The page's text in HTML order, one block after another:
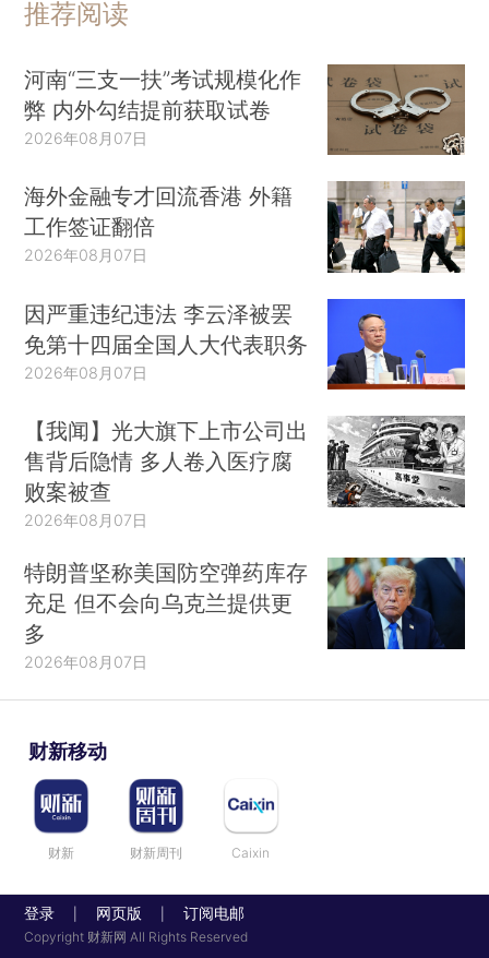
推荐阅读
河南“三支一扶”考试规模化作
弊 内外勾结提前获取试卷
2026年08月07日
海外金融专才回流香港 外籍
工作签证翻倍
2026年08月07日
因严重违纪违法 李云泽被罢
免第十四届全国人大代表职务
2026年08月07日
【我闻】光大旗下上市公司出
售背后隐情 多人卷入医疗腐
败案被查
2026年08月07日
特朗普坚称美国防空弹药库存
充足 但不会向乌克兰提供更
多
2026年08月07日
财新移动
财新 财新周刊 Caixin
登录 网页版 订阅电邮
Copyright 财新网 All Rights Reserved